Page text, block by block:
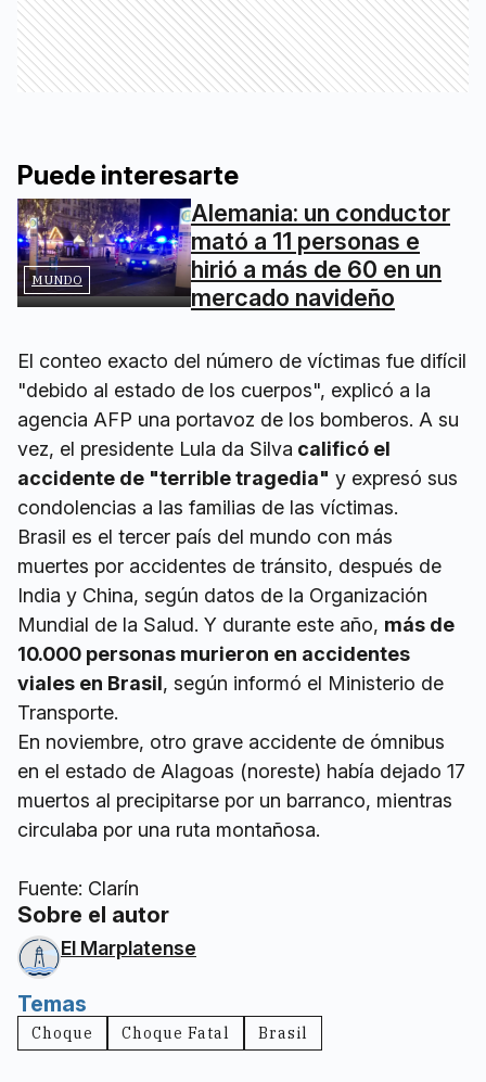
Puede interesarte
MUNDO
Alemania: un conductor
mató a 11 personas e
hirió a más de 60 en un
mercado navideño
El conteo exacto del número de víctimas fue difícil
"debido al estado de los cuerpos", explicó a la
agencia AFP una portavoz de los bomberos. A su
vez, el presidente Lula da Silva calificó el
accidente de "terrible tragedia" y expresó sus
condolencias a las familias de las víctimas.
Brasil es el tercer país del mundo con más
muertes por accidentes de tránsito, después de
India y China, según datos de la Organización
Mundial de la Salud. Y durante este año, más de
10.000 personas murieron en accidentes
viales en Brasil, según informó el Ministerio de
Transporte.
En noviembre, otro grave accidente de ómnibus
en el estado de Alagoas (noreste) había dejado 17
muertos al precipitarse por un barranco, mientras
circulaba por una ruta montañosa.
Fuente: Clarín
Sobre el autor
El Marplatense
Temas
Choque Choque Fatal Brasil